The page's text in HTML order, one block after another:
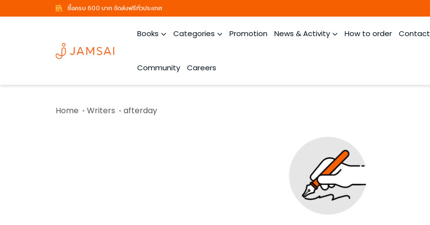
ซื้อครบ 600 บาท จัดส่งฟรีทั่วประเทศ
Books Categories Promotion News & Activity How to order Contact
Community Careers
Home Writers afterday